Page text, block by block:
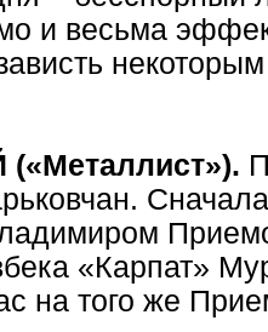
и весьма
«Карпат»
на того же